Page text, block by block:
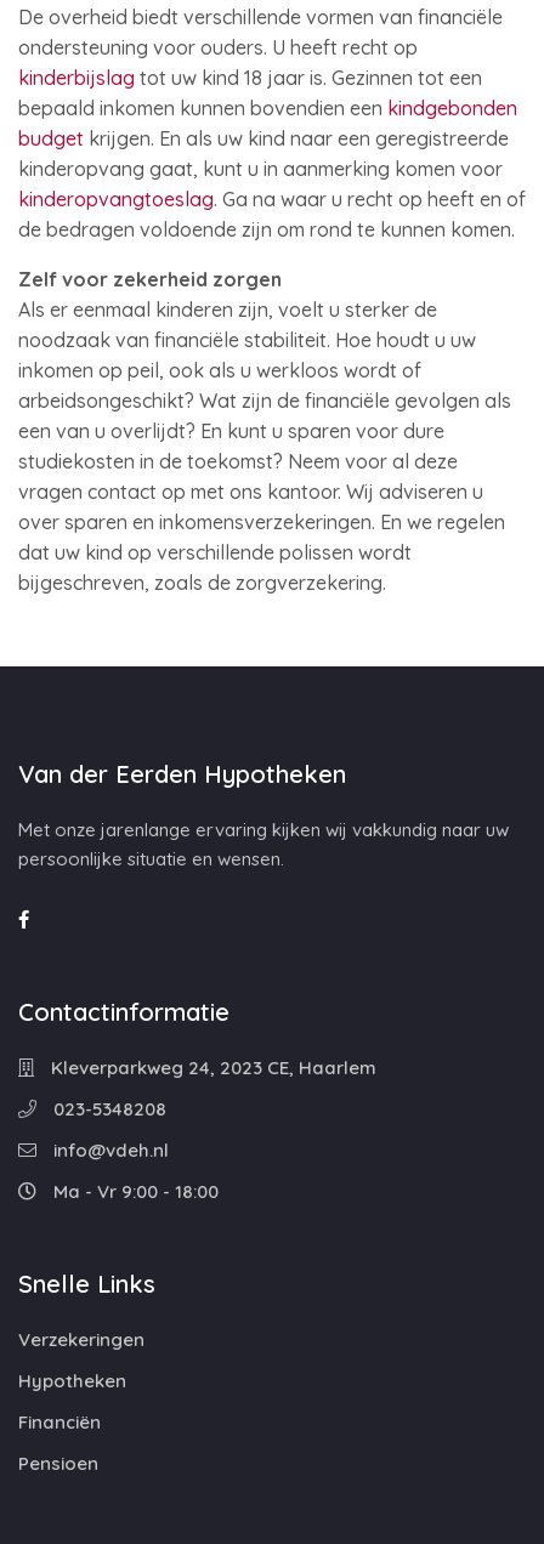
De overheid biedt verschillende vormen van financiële
ondersteuning voor ouders. U heeft recht op
kinderbijslag tot uw kind 18 jaar is. Gezinnen tot een
bepaald inkomen kunnen bovendien een kindgebonden
budget krijgen. En als uw kind naar een geregistreerde
kinderopvang gaat, kunt u in aanmerking komen voor
kinderopvangtoeslag. Ga na waar u recht op heeft en of
de bedragen voldoende zijn om rond te kunnen komen.
Zelf voor zekerheid zorgen
Als er eenmaal kinderen zijn, voelt u sterker de
noodzaak van financiële stabiliteit. Hoe houdt u uw
inkomen op peil, ook als u werkloos wordt of
arbeidsongeschikt? Wat zijn de financiële gevolgen als
een van u overlijdt? En kunt u sparen voor dure
studiekosten in de toekomst? Neem voor al deze
vragen contact op met ons kantoor. Wij adviseren u
over sparen en inkomensverzekeringen. En we regelen
dat uw kind op verschillende polissen wordt
bijgeschreven, zoals de zorgverzekering.
Van der Eerden Hypotheken
Met onze jarenlange ervaring kijken wij vakkundig naar uw
persoonlijke situatie en wensen.
Contactinformatie
Kleverparkweg 24, 2023 CE, Haarlem
023-5348208
info@vdeh.nl
Ma - Vr 9:00 - 18:00
Snelle Links
Verzekeringen
Hypotheken
Financiën
Pensioen